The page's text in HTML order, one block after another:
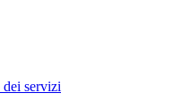
servizi